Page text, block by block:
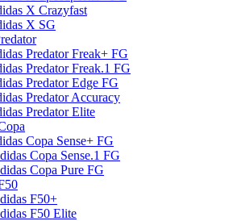
X Crazyfast
X SG
Predator Freak+ FG
Predator Freak.1 FG
Predator Edge FG
Predator Accuracy
Predator Elite
Copa Sense+ FG
Copa Sense.1 FG
Copa Pure FG
F50+
F50 Elite